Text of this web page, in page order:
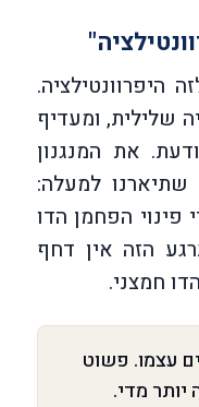
היפרוונטילציה.
שלילית, ומעדיף
את המנגנון
למעלה:
פינוי הפחמן הדו
הזה אין דחף
חמצני.
עצמו. פשוט
מדי.